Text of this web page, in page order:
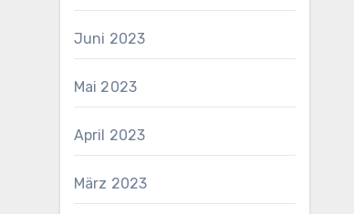
Juni 2023
Mai 2023
April 2023
März 2023